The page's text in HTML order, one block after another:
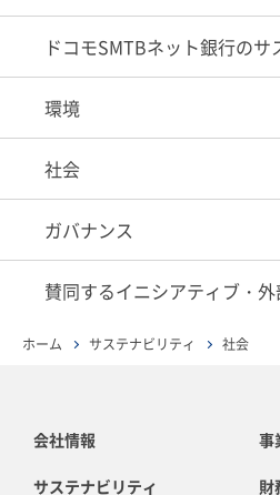
ドコモSMTBネット銀行のサ
環境
社会
ガバナンス
賛同するイニシアティブ・
ホーム サステナビリティ 社会
会社情報 事
サステナビリティ 財